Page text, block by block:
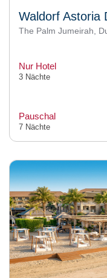
Waldorf Astoria
The Palm Jumeirah,
Nur Hotel
3 Nächte
Pauschal
7 Nächte